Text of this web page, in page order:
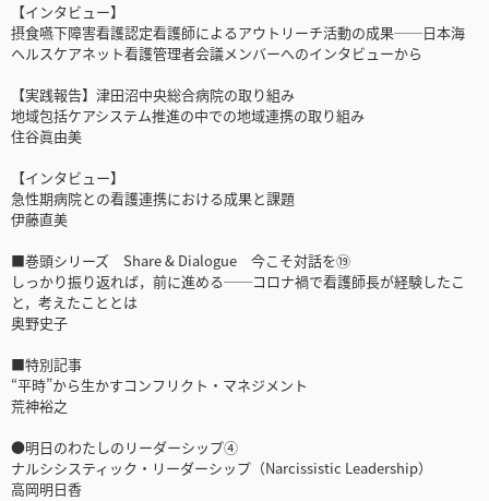
【インタビュー】
摂食嚥下障害看護認定看護師によるアウトリーチ活動の成果──日本海
ヘルスケアネット看護管理者会議メンバーへのインタビューから
【実践報告】津田沼中央総合病院の取り組み
地域包括ケアシステム推進の中での地域連携の取り組み
住谷眞由美
【インタビュー】
急性期病院との看護連携における成果と課題
伊藤直美
■巻頭シリーズ Share & Dialogue 今こそ対話を⑲
しっかり振り返れば，前に進める──コロナ禍で看護師長が経験したこ
と，考えたこととは
奥野史子
■特別記事
“平時”から生かすコンフリクト・マネジメント
荒神裕之
●明日のわたしのリーダーシップ④
ナルシシスティック・リーダーシップ（Narcissistic Leadership）
高岡明日香